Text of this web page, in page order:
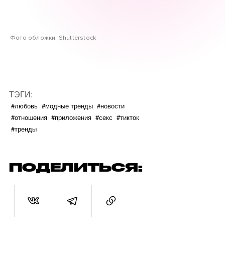
Фото обложки: Shutterstock
ТЭГИ:
#любовь #модные тренды #новости
#отношения #приложения #секс #тикток
#тренды
ПОДЕЛИТЬСЯ: